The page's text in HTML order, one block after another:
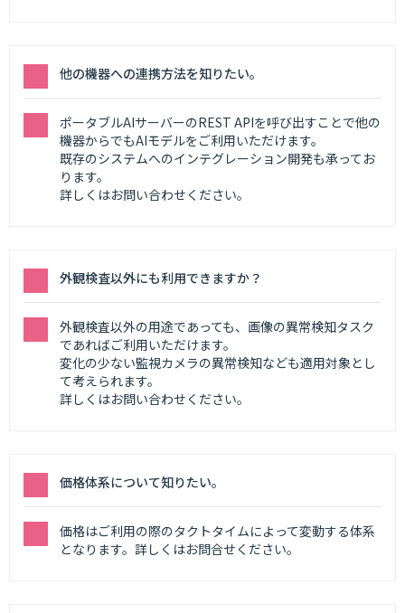
他の機器への連携方法を知りたい。
ポータブルAIサーバーのREST APIを呼び出すことで他の
機器からでもAIモデルをご利用いただけます。
既存のシステムへのインテグレーション開発も承ってお
ります。
詳しくはお問い合わせください。
外観検査以外にも利用できますか？
外観検査以外の用途であっても、画像の異常検知タスク
であればご利用いただけます。
変化の少ない監視カメラの異常検知なども適用対象とし
て考えられます。
詳しくはお問い合わせください。
価格体系について知りたい。
価格はご利用の際のタクトタイムによって変動する体系
となります。詳しくはお問合せください。